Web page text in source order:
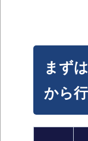
まず
から